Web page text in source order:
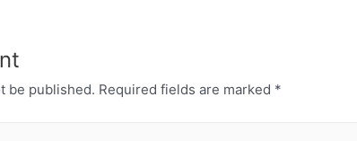
be published. Required fields are marked *